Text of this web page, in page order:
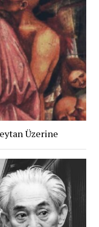
Üzerine